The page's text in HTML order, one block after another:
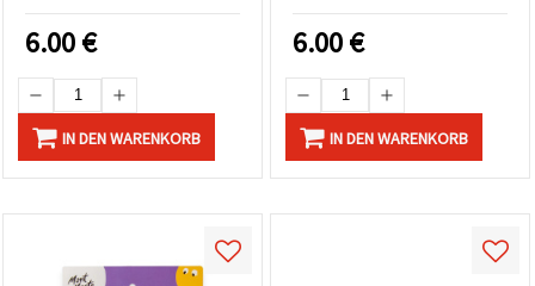
6.00€
IN DEN WARENKORB
6.00€
IN DEN WARENKORB